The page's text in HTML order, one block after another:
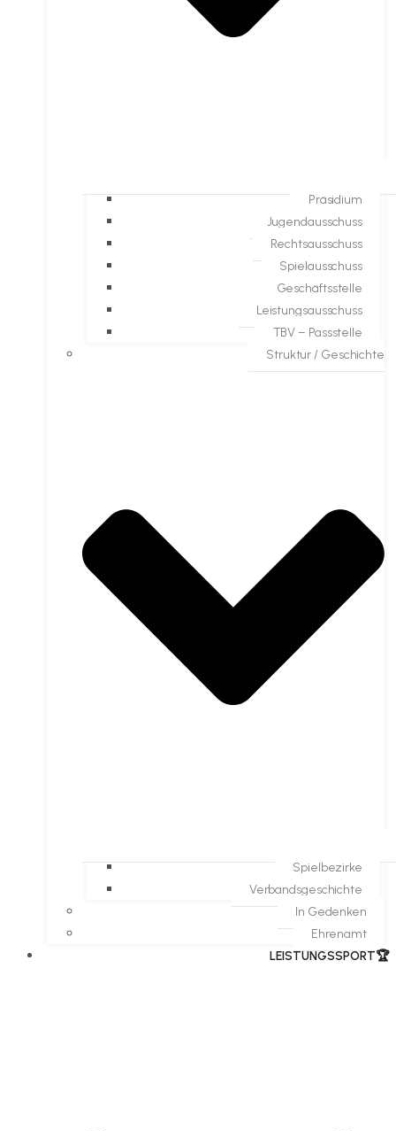
Präsidium
Jugendausschuss
Rechtsausschuss
Spielausschuss
Geschäftsstelle
Leistungsausschuss
TBV – Passstelle
Struktur / Geschichte
Spielbezirke
Verbandsgeschichte
In Gedenken
Ehrenamt
​LEISTUNGSSPORT🏆